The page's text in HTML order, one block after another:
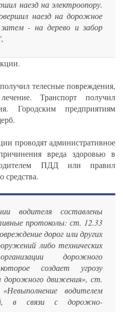
наезд на электроопору.
наезд на дорожное
- на дерево и забор
телесные повреждения,
Транспорт получил
Городским предприятиям
проводят административное
вреда здоровью в
ПДД или правил
средства.
водителя составлены
протоколы: ст. 12.33
дорог или других
либо технических
дорожного
создает угрозу
дорожного движения», ст.
водителем
в связи с дорожно-